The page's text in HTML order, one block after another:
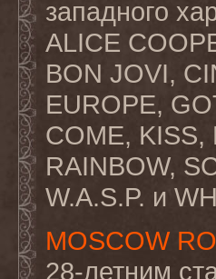
западного
ALICE
BON JOVI,
EUROPE,
COME, KISS,
RAINBOW,
W.A.S.P. и
MOSCOW
28-летним